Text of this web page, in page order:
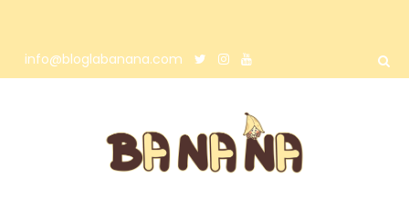
info@bloglabanana.com